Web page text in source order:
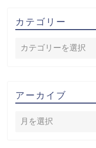
カテゴリー
アーカイブ